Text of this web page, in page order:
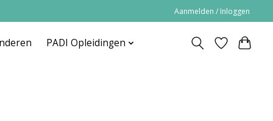
Aanmelden / Inloggen
PADI Opleidingen